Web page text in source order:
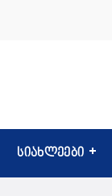
სიახლეები